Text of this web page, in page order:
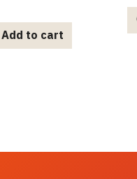
Add to cart